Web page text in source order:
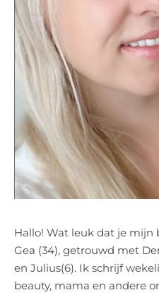
Hallo! Wat leuk dat je mijn
Gea (34), getrouwd met
en Julius(6). Ik schrijf
beauty, mama en andere